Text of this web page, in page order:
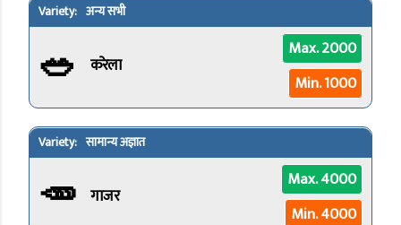
अन्य सभी
🥗 करेला
Max. 2000
Min. 1000
सामान्य अज्ञात
🥕 गाजर
Max. 4000
Min. 4000